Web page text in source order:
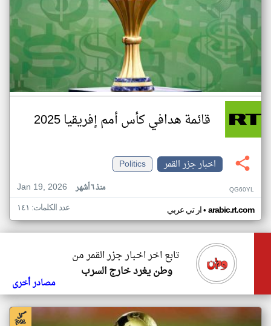
قائمة هدافي كأس أمم إفريقيا 2025
اخبار جزر القمر
Politics
Jan 19, 2026
منذ ٦ أشهر QG60YL
ار تي عربي• arabic.rt.com عدد الكلمات: ١٤١
تابع اخر اخبار جزر القمر من
وطن يغرد خارج السرب
مصادر أخرى